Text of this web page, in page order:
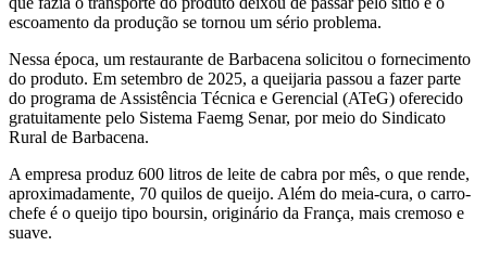
escoamento da produção se tornou um sério problema.
Nessa época, um restaurante de Barbacena solicitou o fornecimento
do produto. Em setembro de 2025, a queijaria passou a fazer parte
do programa de Assistência Técnica e Gerencial (ATeG) oferecido
gratuitamente pelo Sistema Faemg Senar, por meio do Sindicato
Rural de Barbacena.
A empresa produz 600 litros de leite de cabra por mês, o que rende,
aproximadamente, 70 quilos de queijo. Além do meia-cura, o carro-
chefe é o queijo tipo boursin, originário da França, mais cremoso e
suave.